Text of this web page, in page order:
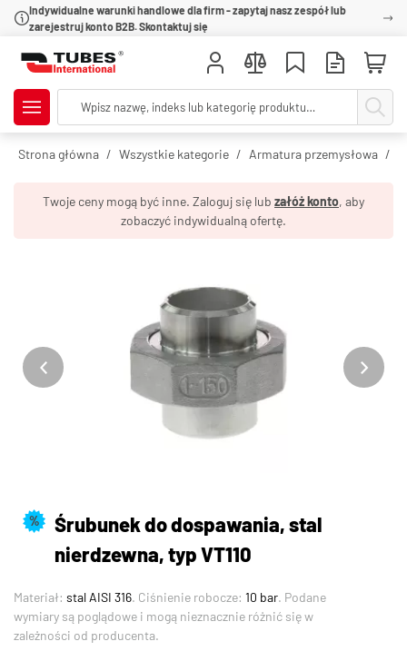
Indywidualne warunki handlowe dla firm - zapytaj nasz zespół lub
zarejestruj konto B2B. Skontaktuj się
Strona główna Wszystkie kategorie Armatura przemysłowa
Twoje ceny mogą być inne. Zaloguj się lub załóż konto, aby
zobaczyć indywidualną ofertę.
%
Śrubunek do dospawania, stal
nierdzewna, typ VT110
Materiał: stal AISI 316. Ciśnienie robocze: 10 bar. Podane
wymiary są poglądowe i mogą nieznacznie różnić się w
zależności od producenta.